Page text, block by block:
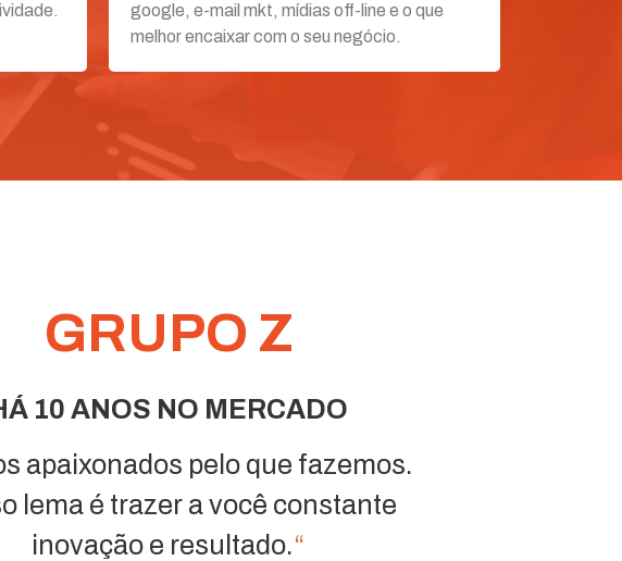
google, e-mail mkt, mídias off-line e o que
melhor encaixar com o seu negócio.
GRUPO Z
10 ANOS NO MERCADO
apaixonados pelo que fazemos.
lema é trazer a você constante
inovação e resultado.“